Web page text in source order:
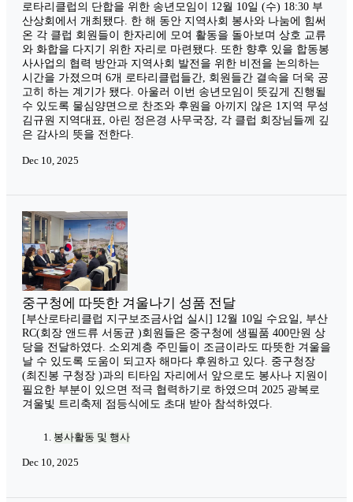
로타리클럽의 단합을 위한 송년모임이 12월 10일 (수) 18:30 부
산상회에서 개최됐다. 한 해 동안 지역사회 봉사와 나눔에 힘써
온 각 클럽 회원들이 한자리에 모여 활동을 돌아보며 상호 교류
와 화합을 다지기 위한 자리로 마련됐다. 또한 향후 있을 합동봉
사사업의 협력 방안과 지역사회 발전을 위한 비전을 논의하는
시간을 가졌으며 6개 로타리클럽들간, 회원들간 결속을 더욱 공
고히 하는 계기가 됐다. 아울러 이번 송년모임이 뜻깊게 진행될
수 있도록 물심양면으로 찬조와 후원을 아끼지 않은 1지역 무성
김규원 지역대표, 아린 정은경 사무국장, 각 클럽 회장님들께 깊
은 감사의 뜻을 전한다.
Dec 10, 2025
중구청에 따뜻한 겨울나기 성품 전달
[부산로타리클럽 지구보조금사업 실시] 12월 10일 수요일, 부산
RC(회장 앤드류 서동균 )회원들은 중구청에 생필품 400만원 상
당을 전달하였다. 소외계층 주민들이 조금이라도 따뜻한 겨울을
날 수 있도록 도움이 되고자 해마다 후원하고 있다. 중구청장
(최진봉 구청장 )과의 티타임 자리에서 앞으로도 봉사나 지원이
필요한 부분이 있으면 적극 협력하기로 하였으며 2025 광복로
겨울빛 트리축제 점등식에도 초대 받아 참석하였다.
봉사활동 및 행사
Dec 10, 2025